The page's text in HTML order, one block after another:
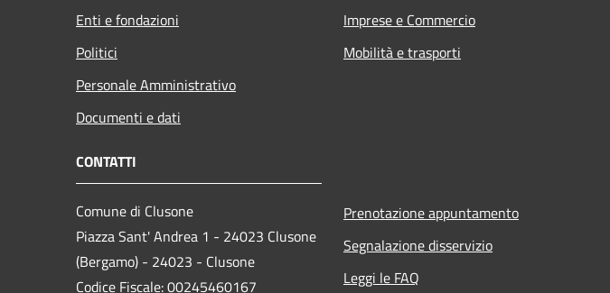
Enti e fondazioni
Politici
Personale Amministrativo
Documenti e dati
Imprese e Commercio
Mobilità e trasporti
CONTATTI
Comune di Clusone
Piazza Sant' Andrea 1 - 24023 Clusone
(Bergamo) - 24023 - Clusone
Codice Fiscale: 00245460167
Prenotazione appuntamento
Segnalazione disservizio
Leggi le FAQ